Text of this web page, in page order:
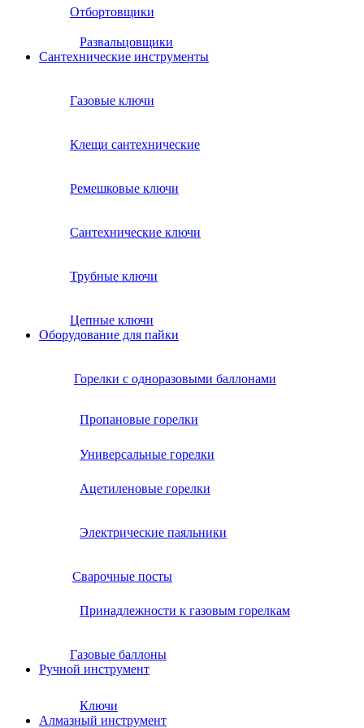
Отбортовщики
Развальцовщики
Сантехнические инcтрументы
Газовые ключи
Клещи сантехнические
Ремешковые ключи
Сантехнические ключи
Трубные ключи
Цепные ключи
Оборудование для пайки
Горелки с одноразовыми баллонами
Пропановые горелки
Универсальные горелки
Ацетиленовые горелки
Электрические паяльники
Сварочные посты
Принадлежности к газовым горелкам
Газовые баллоны
Ручной инструмент
Ключи
Алмазный инструмент